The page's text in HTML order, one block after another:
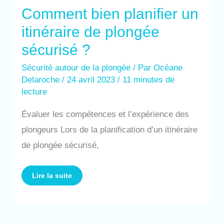
Comment bien planifier un
itinéraire de plongée
sécurisé ?
Sécurité autour de la plongée / ParOcéane
Delaroche/ 24 avril 2023/ 11 minutes de
lecture
Évaluer les compétences et l’expérience des
plongeurs Lors de la planification d’un itinéraire
de plongée sécurisé,
Lire la suite